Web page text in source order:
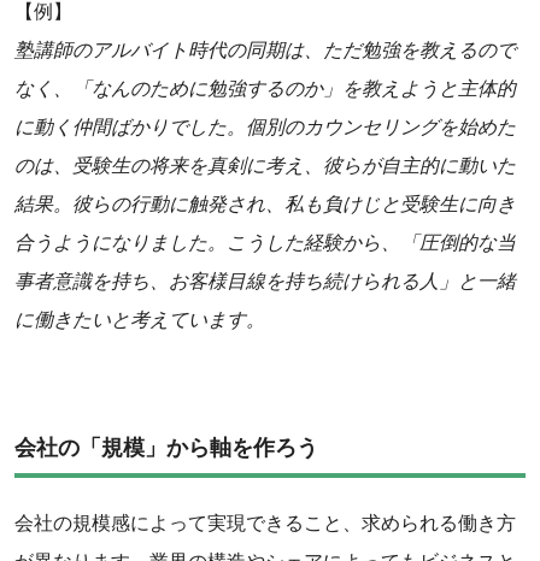
‌【例】
塾講師のアルバイト時代の同期は、ただ勉強を教えるので
なく、「なんのために勉強するのか」を教えようと主体的
に動く仲間ばかりでした。個別のカウンセリングを始めた
のは、受験生の将来を真剣に考え、彼らが自主的に動いた
結果。彼らの行動に触発され、私も負けじと受験生に向き
合うようになりました。こうした経験から、「圧倒的な当
事者意識を持ち、お客様目線を持ち続けられる人」と一緒
に働きたいと考えています。
会社の「規模」から軸を作ろう
会社の規模感によって実現できること、求められる働き方